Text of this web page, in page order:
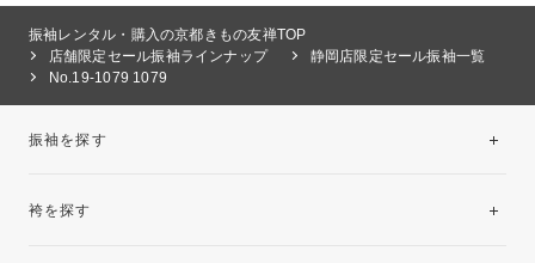
振袖レンタル・購入の京都きもの友禅TOP
店舗限定セール振袖ラインナップ
静岡店限定セール振袖一覧
No.19-1079 1079
振袖を探す
袴を探す